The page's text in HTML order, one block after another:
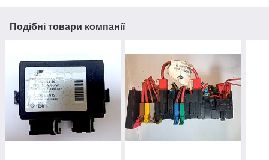
Подібні товари компанії